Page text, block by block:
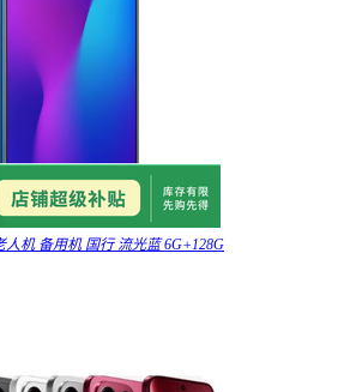
人机 备用机 国行 流光蓝 6G+128G